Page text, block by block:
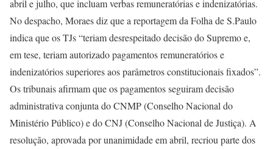
abril e julho, que incluam verbas remuneratórias e indenizatórias.
No despacho, Moraes diz que a reportagem da Folha de S.Paulo
indica que os TJs “teriam desrespeitado decisão do Supremo e,
em tese, teriam autorizado pagamentos remuneratórios e
indenizatórios superiores aos parâmetros constitucionais fixados”.
Os tribunais afirmam que os pagamentos seguiram decisão
administrativa conjunta do CNMP (Conselho Nacional do
Ministério Público) e do CNJ (Conselho Nacional de Justiça). A
resolução, aprovada por unanimidade em abril, recriou parte dos